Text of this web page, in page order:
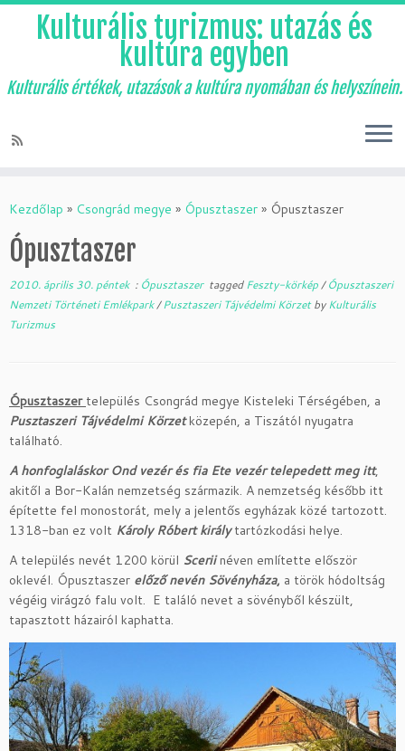
to
Kulturális turizmus: utazás és
kultúra egyben
Kulturális értékek, utazások a kultúra nyomában és helyszínein.
Kezdőlap » Csongrád megye » Ópusztaszer » Ópusztaszer
Ópusztaszer
2010. április 30. péntek: Ópusztaszer taggedFeszty-körkép/Ópusztaszeri
Nemzeti Történeti Emlékpark/Pusztaszeri Tájvédelmi KörzetbyKulturális
Turizmus
Ópusztaszer település Csongrád megye Kisteleki Térségében, a
Pusztaszeri Tájvédelmi Körzetközepén, a Tiszától nyugatra
található.
A honfoglaláskor Ond vezér és fia Ete vezér telepedett meg itt,
akitől a Bor-Kalán nemzetség származik. A nemzetség később itt
építette fel monostorát, mely a jelentős egyházak közé tartozott.
1318-ban ez volt Károly Róbert királytartózkodási helye.
A település nevét 1200 körül Sceriinéven említette először
oklevél. Ópusztaszer előző nevén Sövényháza, a török hódoltság
végéig virágzó falu volt. E találó nevet a sövényből készült,
tapasztott házairól kaphatta.